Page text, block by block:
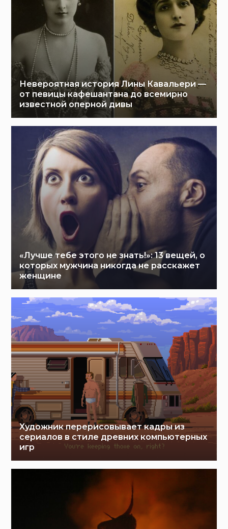
Невероятная история Лины Кавальери —
от певицы кафешантана до всемирно
известной оперной дивы
«Лучше тебе этого не знать!»: 13 вещей, о
которых мужчина никогда не расскажет
женщине
Художник перерисовывает кадры из
сериалов в стиле древних компьютерных
игр